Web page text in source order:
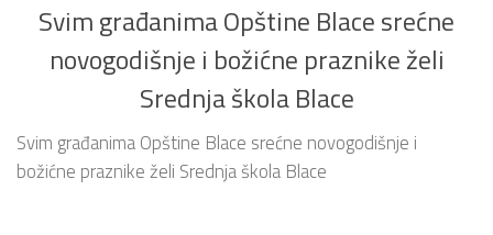
Svim građanima Opštine Blace srećne
novogodišnje i božićne praznike želi
Srednja škola Blace
Svim građanima Opštine Blace srećne novogodišnje i
božićne praznike želi Srednja škola Blace